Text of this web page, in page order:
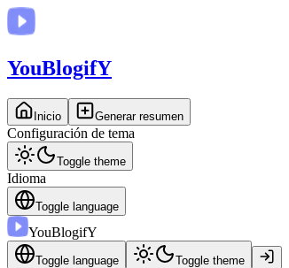
YouBlogifY
Inicio Generar resumen
Configuración de tema
Toggle theme
Idioma
Toggle language
YouBlogifY
Toggle language Toggle theme